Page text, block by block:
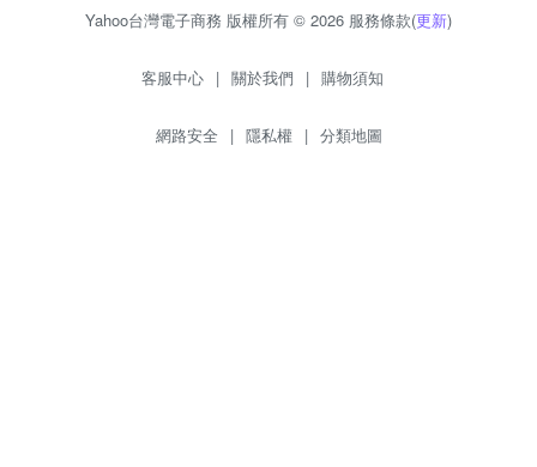
Yahoo台灣電子商務 版權所有 © 2026 服務條款(更新)
客服中心 | 關於我們 | 購物須知
網路安全 | 隱私權 | 分類地圖